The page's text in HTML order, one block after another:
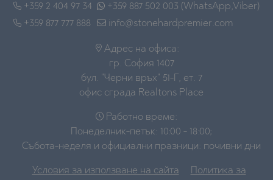
+359 2 404 97 34
+359 877 777 888
+359 887 502 003 (WhatsApp,Viber)
info@stonehardpremier.com
Адрес на офиса:
гр. София 1407
бул. "Черни връх" 51-Г, ет. 7
офис сграда Realtons Place
Работно време:
Понеделник-петък: 10:00 - 18:00;
Събота-неделя и официални празници: почивни дни
Условия за използване на сайта Политика за